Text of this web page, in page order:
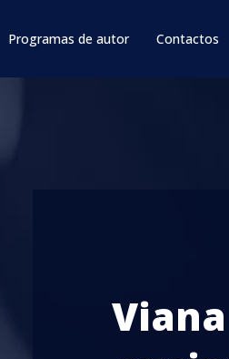
Programas de autor Contactos